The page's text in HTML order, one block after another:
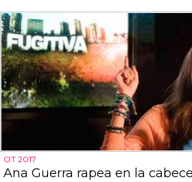
OT 2017
Ana Guerra rapea en la